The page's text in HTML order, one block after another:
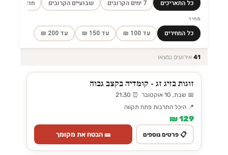
כל התאריכים 7 ימים הקרובים שבועיים הקרובים חודש הקרוב
מחיר
כל המחירים עד 100 ₪ עד 150 ₪ עד 200 ₪
41 אירועים נמצאו
זוגות בזיג זג - קומדיה בקצב גבוה
📅 שבת, 10 אוקטובר ⏰ 21:30
📍 היכל התרבות פתח תקווה
129 ₪
📋 פרטים נוספים 🎫 הבטח את מקומך